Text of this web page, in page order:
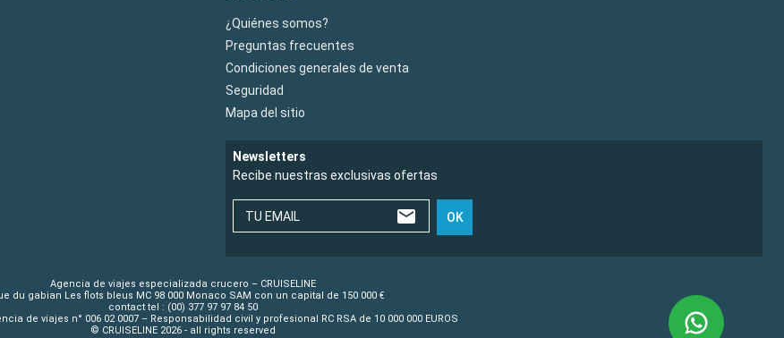
¿Quiénes somos?
Preguntas frecuentes
Condiciones generales de venta
Seguridad
Mapa del sitio
Newsletters
Recibe nuestras exclusivas ofertas
TU EMAIL OK
Agencia de viajes especializada crucero – CRUISELINE
du gabian Les flots bleus MC 98 000 Monaco SAM con un capital de 150 000 €
contact tel : (00) 377 97 97 84 50
de viajes n° 006 02 0007 – Responsabilidad civil y profesional RC RSA de 10 000 000 EUROS
© CRUISELINE 2026 - all rights reserved